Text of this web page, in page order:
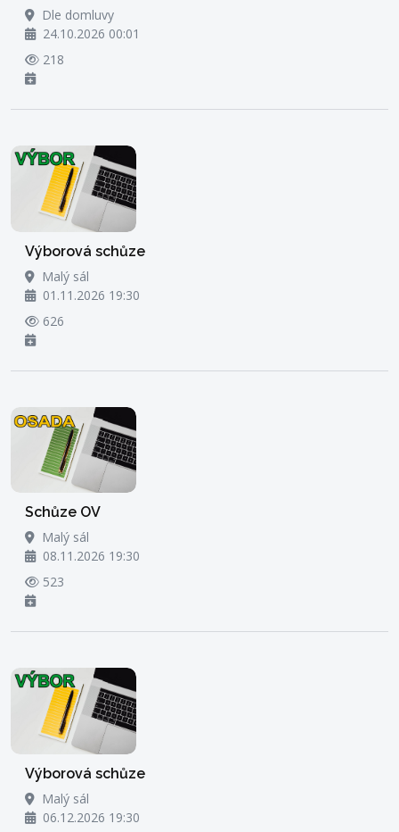
Dle domluvy
24.10.2026 00:01
218
Výborová schůze
Malý sál
01.11.2026 19:30
626
Schůze OV
Malý sál
08.11.2026 19:30
523
Výborová schůze
Malý sál
06.12.2026 19:30